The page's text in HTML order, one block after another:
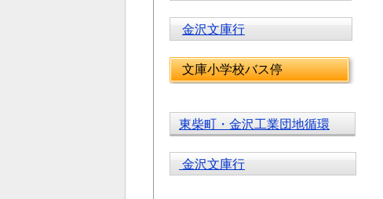
金沢文庫行
文庫小学校バス停
東柴町・金沢工業団地循環
金沢文庫行